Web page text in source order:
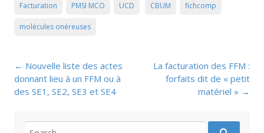
Facturation PMSI MCO UCD CBUM fichcomp
molécules onéreuses
Post
navigation
← Nouvelle liste des actes
donnant lieu à un FFM ou à
des SE1, SE2, SE3 et SE4
La facturation des FFM :
forfaits dit de « petit
matériel » →